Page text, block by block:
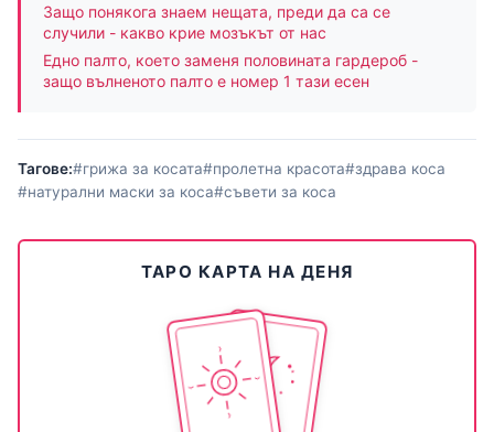
Защо понякога знаем нещата, преди да са се
случили - какво крие мозъкът от нас
Едно палто, което заменя половината гардероб -
защо вълненото палто е номер 1 тази есен
Тагове:#грижа за косата#пролетна красота#здрава коса
#натурални маски за коса#съвети за коса
ТАРО КАРТА НА ДЕНЯ